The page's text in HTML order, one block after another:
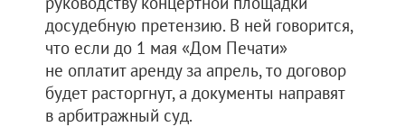
досудебную претензию. В ней говорится,
что если до 1 мая «Дом Печати»
не оплатит аренду за апрель, то договор
будет расторгнут, а документы направят
в арбитражный суд.